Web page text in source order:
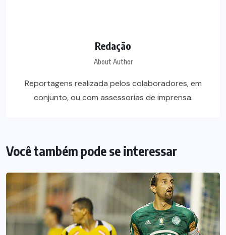
Redação
About Author
Reportagens realizada pelos colaboradores, em
conjunto, ou com assessorias de imprensa.
Você também pode se interessar